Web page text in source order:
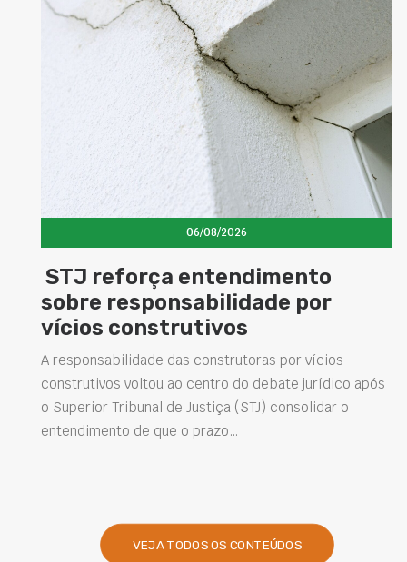
reforça entendimento
responsabilidade por
construtivos
das construtoras por vícios
voltou ao centro do debate jurídico após
Tribunal de Justiça (STJ) consolidar o
de que o prazo…
Projetar
VEJA TODOS OS CONTEÚDOS